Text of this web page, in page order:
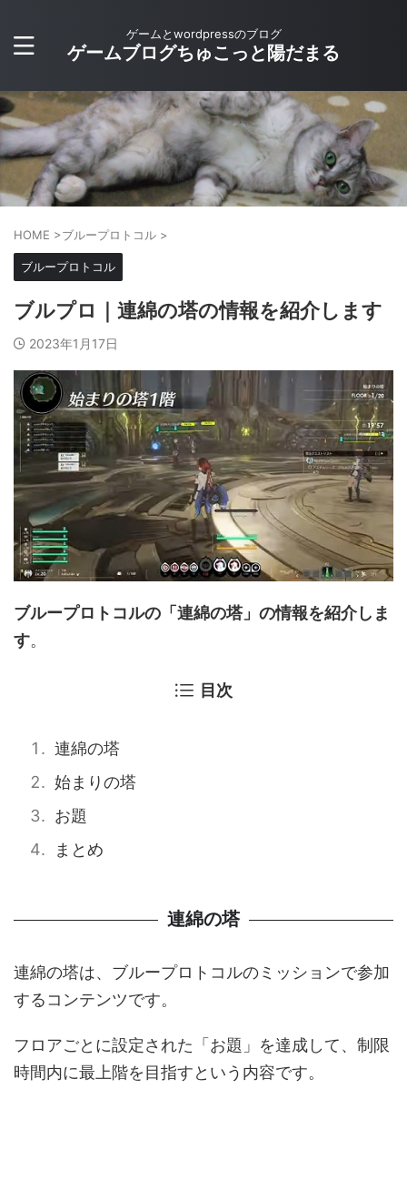
ゲームとwordpressのブログ
ゲームブログちゅこっと陽だまる
HOME >ブループロトコル >
ブループロトコル
ブルプロ｜連綿の塔の情報を紹介します
2023年1月17日
ブループロトコルの「連綿の塔」の情報を紹介しま
す。
目次
連綿の塔
始まりの塔
お題
まとめ
連綿の塔
連綿の塔は、ブループロトコルのミッションで参加
するコンテンツです。
フロアごとに設定された「お題」を達成して、制限
時間内に最上階を目指すという内容です。